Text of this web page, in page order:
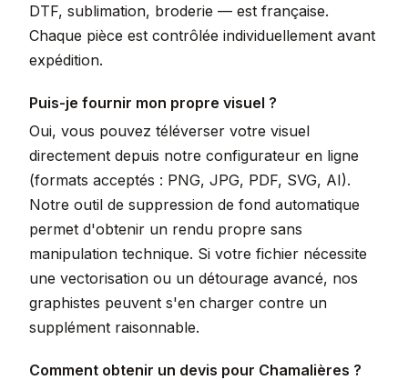
DTF, sublimation, broderie — est française.
Chaque pièce est contrôlée individuellement avant
expédition.
Puis-je fournir mon propre visuel ?
Oui, vous pouvez téléverser votre visuel
directement depuis notre configurateur en ligne
(formats acceptés : PNG, JPG, PDF, SVG, AI).
Notre outil de suppression de fond automatique
permet d'obtenir un rendu propre sans
manipulation technique. Si votre fichier nécessite
une vectorisation ou un détourage avancé, nos
graphistes peuvent s'en charger contre un
supplément raisonnable.
Comment obtenir un devis pour Chamalières ?